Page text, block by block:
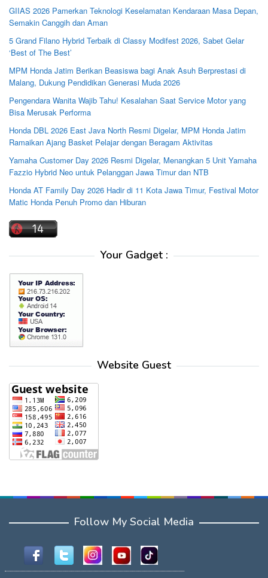
GIIAS 2026 Pamerkan Teknologi Keselamatan Kendaraan Masa Depan,
Semakin Canggih dan Aman
5 Grand Filano Hybrid Terbaik di Classy Modifest 2026, Sabet Gelar
‘Best of The Best’
MPM Honda Jatim Berikan Beasiswa bagi Anak Asuh Berprestasi di
Malang, Dukung Pendidikan Generasi Muda 2026
Pengendara Wanita Wajib Tahu! Kesalahan Saat Service Motor yang
Bisa Merusak Performa
Honda DBL 2026 East Java North Resmi Digelar, MPM Honda Jatim
Ramaikan Ajang Basket Pelajar dengan Beragam Aktivitas
Yamaha Customer Day 2026 Resmi Digelar, Menangkan 5 Unit Yamaha
Fazzio Hybrid Neo untuk Pelanggan Jawa Timur dan NTB
Honda AT Family Day 2026 Hadir di 11 Kota Jawa Timur, Festival Motor
Matic Honda Penuh Promo dan Hiburan
Your Gadget :
Website Guest
Follow My Social Media